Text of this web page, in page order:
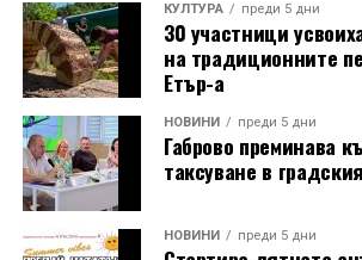
КУЛТУРА преди 5 дни
30 участници
на традиционните
Етър-а
НОВИНИ преди 5 дни
Габрово преминава
таксуване в
НОВИНИ преди 5 дни